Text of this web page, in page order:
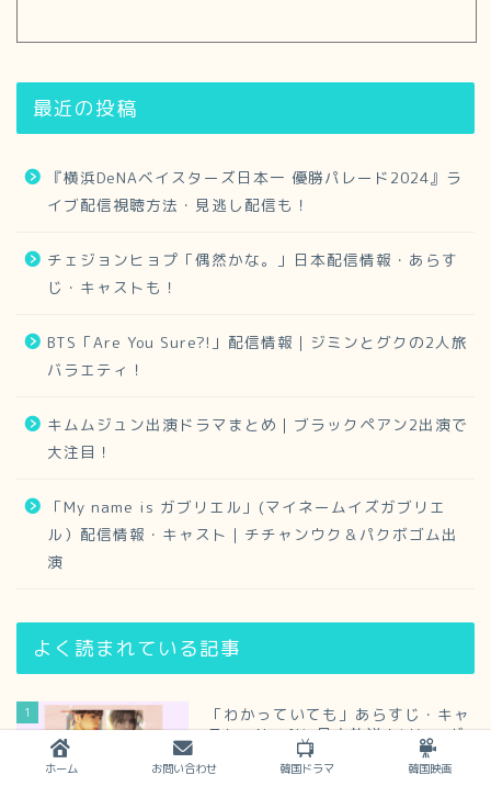
最近の投稿
『横浜DeNAベイスターズ日本一 優勝パレード2024』ラ
イブ配信視聴方法・見逃し配信も！
チェジョンヒョプ「偶然かな。」日本配信情報・あらす
じ・キャストも！
BTS「Are You Sure?!」配信情報｜ジミンとグクの2人旅
バラエティ！
キムムジュン出演ドラマまとめ｜ブラックペアン2出演で
大注目！
「My name is ガブリエル」(マイネームイズガブリエ
ル）配信情報・キャスト｜チチャンウク＆パクボゴム出
演
よく読まれている記事
1
「わかっていても」あらすじ・キャ
スト・Netflix日本放送！ソン・ガ
ン＆ハン・ソヒ主演ドラマ
ホーム お問い合わせ 韓国ドラマ 韓国映画